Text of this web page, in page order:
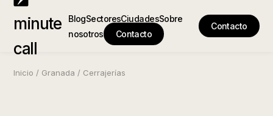
minute
call
BlogSectoresCiudadesSobre
nosotros
Contacto
Contacto
Inicio / Granada / Cerrajerías